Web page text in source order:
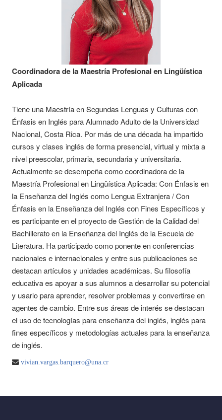
Coordinadora de la Maestría Profesional en Lingüística
Aplicada
Tiene una Maestría en Segundas Lenguas y Culturas con
Énfasis en Inglés para Alumnado Adulto de la Universidad
Nacional, Costa Rica. Por más de una década ha impartido
cursos y clases inglés de forma presencial, virtual y mixta a
nivel preescolar, primaria, secundaria y universitaria.
Actualmente se desempeña como coordinadora de la
Maestría Profesional en Lingüística Aplicada: Con Énfasis en
la Enseñanza del Inglés como Lengua Extranjera / Con
Énfasis en la Enseñanza del Inglés con Fines Específicos y
es participante en el proyecto de Gestión de la Calidad del
Bachillerato en la Enseñanza del Inglés de la Escuela de
Literatura. Ha participado como ponente en conferencias
nacionales e internacionales y entre sus publicaciones se
destacan artículos y unidades académicas. Su filosofía
educativa es apoyar a sus alumnos a desarrollar su potencial
y usarlo para aprender, resolver problemas y convertirse en
agentes de cambio. Entre sus áreas de interés se destacan
el uso de tecnologías para enseñanza del inglés, inglés para
fines específicos y metodologías actuales para la enseñanza
de inglés.
vivian.vargas.barquero@una.cr